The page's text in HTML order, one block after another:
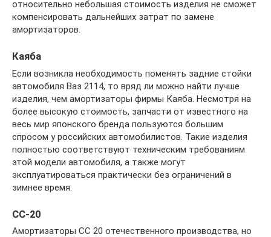
относительно небольшая стоимость изделия не сможет
компенсировать дальнейших затрат по замене
амортизаторов.
Каяба
Если возникла необходимость поменять задние стойки
автомобиля Ваз 2114, то вряд ли можно найти лучше
изделия, чем амортизаторы фирмы Каяба. Несмотря на
более высокую стоимость, запчасти от известного на
весь мир японского бренда пользуются большим
спросом у российских автомобилистов. Такие изделия
полностью соответствуют техническим требованиям
этой модели автомобиля, а также могут
эксплуатироваться практически без ограничений в
зимнее время.
СС-20
Амортизаторы СС 20 отечественного производства, но